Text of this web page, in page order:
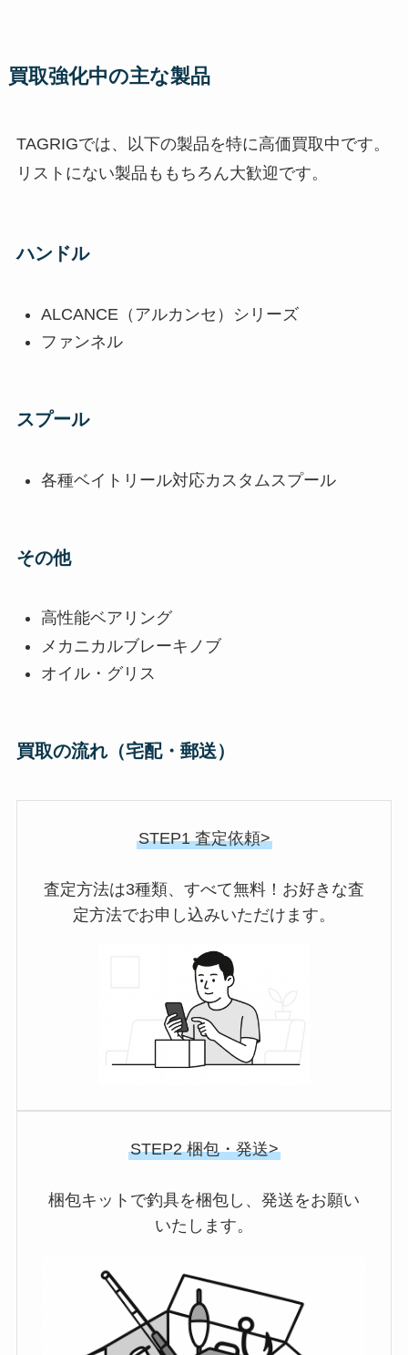
買取強化中の主な製品
TAGRIGでは、以下の製品を特に高価買取中です。
リストにない製品ももちろん大歓迎です。
ハンドル
ALCANCE（アルカンセ）シリーズ
ファンネル
スプール
各種ベイトリール対応カスタムスプール
その他
高性能ベアリング
メカニカルブレーキノブ
オイル・グリス
買取の流れ（宅配・郵送）
STEP1 査定依頼>
査定方法は3種類、すべて無料！お好きな査
定方法でお申し込みいただけます。
STEP2 梱包・発送>
梱包キットで釣具を梱包し、発送をお願い
いたします。